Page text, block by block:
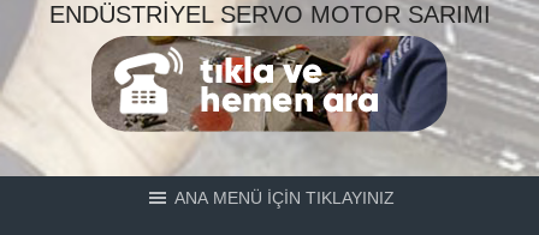
ENDÜSTRIYEL SERVO MOTOR SARIMI
ANA MENÜ İÇİN TIKLAYINIZ